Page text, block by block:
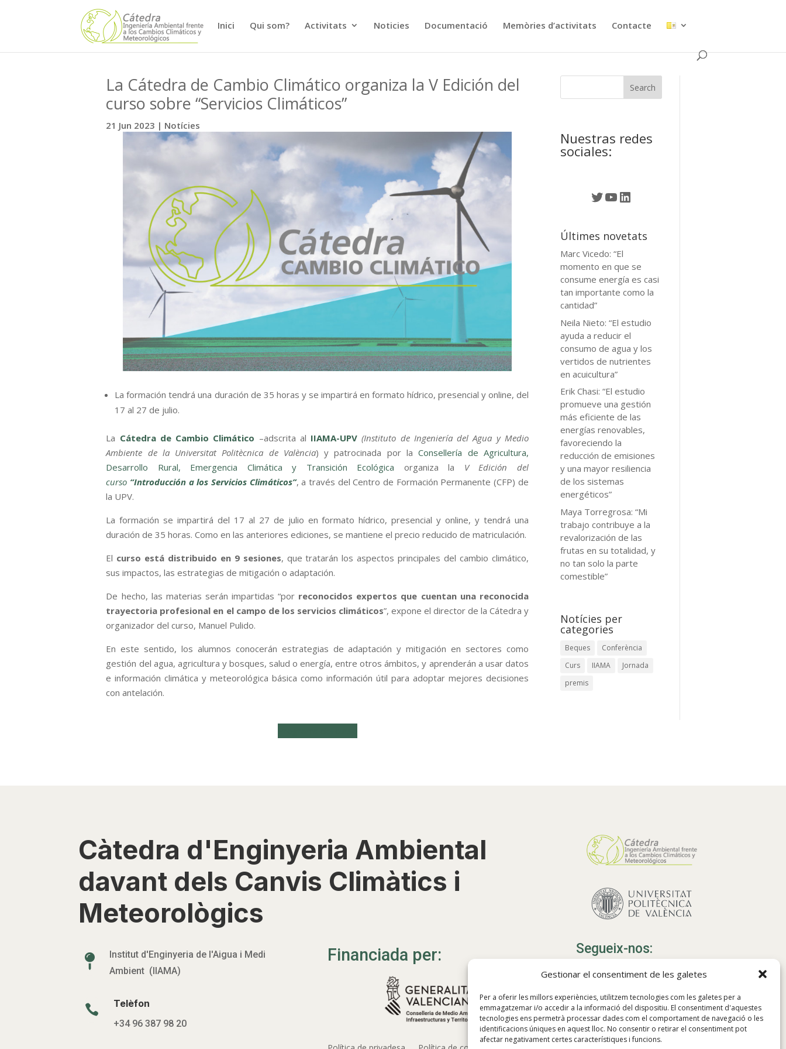
Gestionar el consentiment de les galetes
Per a oferir les millors experiències, utilitzem tecnologies com les galetes per a
emmagatzemar i/o accedir a la informació del dispositiu. El consentiment d'aquestes
tecnologies ens permetrà processar dades com el comportament de navegació o les
identificacions úniques en aquest lloc. No consentir o retirar el consentiment pot
afectar negativament certes característiques i funcions.
Inici Qui som? Activitats Noticies Documentació Memòries d’activitats Contacte
La Cátedra de Cambio Climático organiza la V Edición del
curso sobre “Servicios Climáticos”
21 Jun 2023 | Notícies
La formación tendrá una duración de 35 horas y se impartirá en formato hídrico, presencial y online, del
17 al 27 de julio.
La Cátedra de Cambio Climático –adscrita al IIAMA-UPV (Instituto de Ingeniería del Agua y Medio
Ambiente de la Universitat Politècnica de València) y patrocinada por laConsellería de Agricultura,
Desarrollo Rural, Emergencia Climática y Transición Ecológica organiza la V Edición del
curso “Introducción a los Servicios Climáticos”, a través del Centro de Formación Permanente (CFP) de
la UPV.
La formación se impartirá del 17 al 27 de julio en formato hídrico, presencial y online, y tendrá una
duración de 35 horas. Como en las anteriores ediciones, se mantiene el precio reducido de matriculación.
El curso está distribuido en 9 sesiones, que tratarán los aspectos principales del cambio climático,
sus impactos, las estrategias de mitigación o adaptación.
De hecho, las materias serán impartidas “por reconocidos expertos que cuentan una reconocida
trayectoria profesional en el campo de los servicios climáticos”, expone el director de la Cátedra y
organizador del curso, Manuel Pulido.
En este sentido, los alumnos conocerán estrategias de adaptación y mitigación en sectores como
gestión del agua, agricultura y bosques, salud o energía, entre otros ámbitos, y aprenderán a usar datos
e información climática y meteorológica básica como información útil para adoptar mejores decisiones
con antelación.
Nuestras redes
sociales:
Twitter
YouTube
LinkedIn
Últimes novetats
Marc Vicedo: “El
momento en que se
consume energía es casi
tan importante como la
cantidad”
Neila Nieto: “El estudio
ayuda a reducir el
consumo de agua y los
vertidos de nutrientes
en acuicultura”
Erik Chasi: “El estudio
promueve una gestión
más eficiente de las
energías renovables,
favoreciendo la
reducción de emisiones
y una mayor resiliencia
de los sistemas
energéticos”
Maya Torregrosa: “Mi
trabajo contribuye a la
revalorización de las
frutas en su totalidad, y
no tan solo la parte
comestible”
Notícies per
categories
Beques
Conferència
Curs
IIAMA
Jornada
premis
Càtedra d'Enginyeria Ambiental
davant dels Canvis Climàtics i
Meteorològics

Institut d'Enginyeria de l'Aigua i Medi
Ambient (IIAMA)
 Telèfon
+34 96 387 98 20
Financiada per: Segueix-nos:
Web traduïda per
la IA